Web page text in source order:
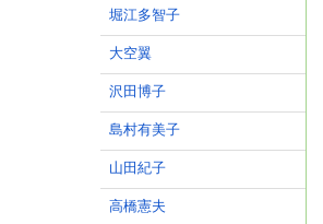
堀江多智子
大空翼
沢田博子
島村有美子
山田紀子
高橋憲夫